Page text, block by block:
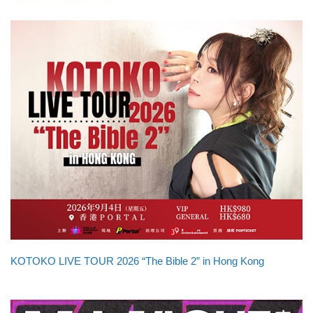
KOTOKO LIVE TOUR 2026 “The Bible 2” in Hong Kong